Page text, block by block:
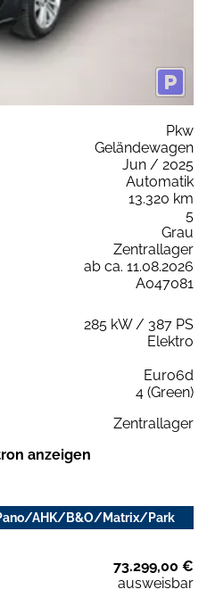
Pkw
Geländewagen
Jun / 2025
Automatik
13.320 km
5
Grau
Zentrallager
ab ca. 11.08.2026
A047081
285 kW / 387 PS
Elektro
Euro6d
4 (Green)
Zentrallager
anzeigen
AHK/B&O/Matrix/Park
73.299,00 €
ausweisbar